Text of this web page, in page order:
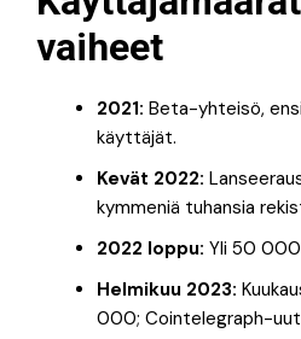
vaiheet
2021: Beta-yhteisö,
käyttäjät.
Kevät 2022:
kymmeniä tuhansia
2022 loppu: Yli 50
Helmikuu 2023:
000; Cointelegraph-